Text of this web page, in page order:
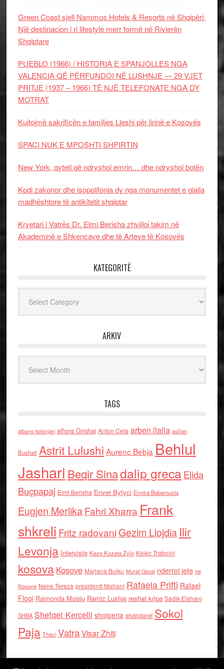
Green Coast sjell Nammos Hotels & Resorts në Shqipëri:
Një destinacion i ri lifestyle merr formë në Rivierën
Shqiptare
PUEBLO (1966) / HISTORIA E SPANJOLLES NGA
VALENCIA QË PËRFUNDOI NË LUSHNJE — 29 VJET
PRITJE (1937 – 1966) TË NJË TELEFONATE NGA DY
MOTRAT
Kujtojmë sakrificën e familjes Lleshi për lirinë e Kosovës
SPAÇI NUK E MPOSHTI SHPIRTIN
New York, qyteti që ndryshoi emrin… dhe ndryshoi botën
Kodi zakonor dhe isopolifonia dy nga monumentet e gjalla
madhështore të antikitetit shqiptar
Kryetari i Vatrës Dr. Elmi Berisha zhvilloi takim në
Akademinë e Shkencave dhe të Arteve të Kosovës
KATEGORITË
ARKIV
TAGS
albano kolonjari alfons Grishaj Anton Cefa arben llalla asllan
Bushati Astrit Lulushi Aurenc Bebja Behlul
Jashari Beqir Sinadalip grecaElida
Buçpapaj Elmi Berisha Enver Bytyci Ermira Babamusta
Eugjen MerlikaFahri Xharra Frank
shkreli Fritz radovaniGezim Llojdia Ilir
Levonja Interviste Keze Kozeta Zylo Kolec Traboini
kosova Kosove Marjana Bulku Murat Gecaj nderroi jete ne
Kosove Nene Tereza presidenti Nishani Rafaela Prifti Rafael
Floqi Raimonda Moisiu Ramiz Lushaj reshat kripa Sadik Elshani
SHBA Shefqet Kercelli shqiperia shqiptaret Sokol
Paja Thaci VatraVisar Zhiti